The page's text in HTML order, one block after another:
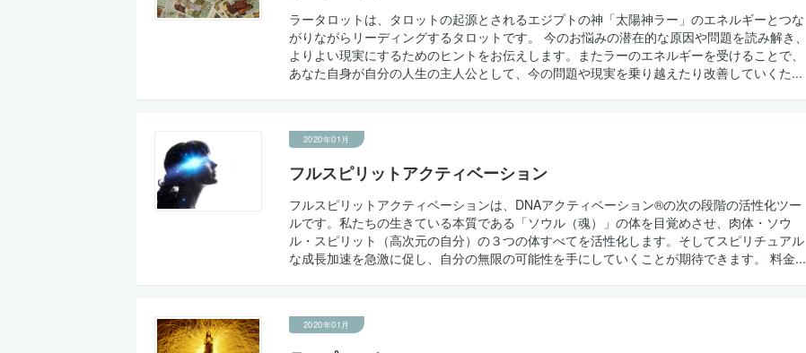
ラータロットは、タロットの起源とされるエジプトの神「太陽神ラー」のエネルギーとつな
がりながらリーディングするタロットです。 今のお悩みの潜在的な原因や問題を読み解き、
よりよい現実にするためのヒントをお伝えします。またラーのエネルギーを受けることで、
あなた自身が自分の人生の主人公として、今の問題や現実を乗り越えたり改善していくた...
2020年01月
フルスピリットアクティベーション
フルスピリットアクティベーションは、DNAアクティベーション®の次の段階の活性化ツー
ルです。私たちの生きている本質である「ソウル（魂）」の体を目覚めさせ、肉体・ソウ
ル・スピリット（高次元の自分）の３つの体すべてを活性化します。そしてスピリチュアル
な成長加速を急激に促し、自分の無限の可能性を手にしていくことが期待できます。 料金...
2020年01月